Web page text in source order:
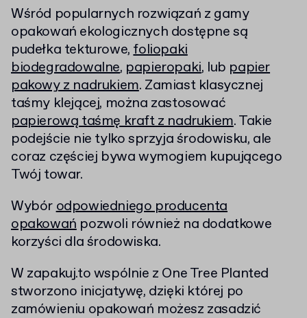
Wśród popularnych rozwiązań z gamy
opakowań ekologicznych dostępne są
pudełka tekturowe,foliopaki
biodegradowalne, papieropaki, lub papier
pakowy z nadrukiem. Zamiast klasycznej
taśmy klejącej, można zastosować
papierową taśmę kraft z nadrukiem. Takie
podejście nie tylko sprzyja środowisku, ale
coraz częściej bywa wymogiem kupującego
Twój towar.
Wybórodpowiedniego producenta
opakowańpozwoli również na dodatkowe
korzyści dla środowiska.
W zapakuj.to wspólnie z One Tree Planted
stworzono inicjatywę, dzięki której po
zamówieniu opakowań możesz zasadzić